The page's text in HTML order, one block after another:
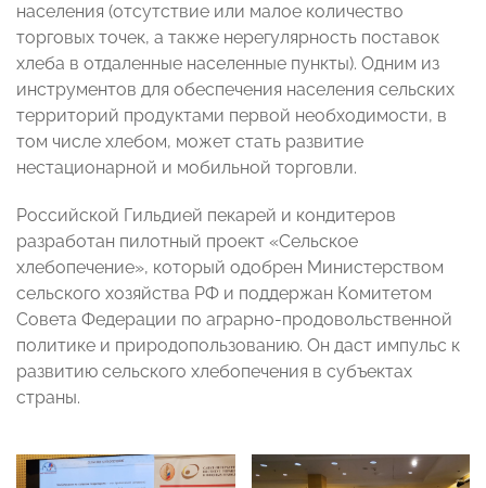
населения (отсутствие или малое количество
торговых точек, а также нерегулярность поставок
хлеба в отдаленные населенные пункты). Одним из
инструментов для обеспечения населения сельских
территорий продуктами первой необходимости, в
том числе хлебом, может стать развитие
нестационарной и мобильной торговли.
Российской Гильдией пекарей и кондитеров
разработан пилотный проект «Сельское
хлебопечение», который одобрен Министерством
сельского хозяйства РФ и поддержан Комитетом
Совета Федерации по аграрно-продовольственной
политике и природопользованию. Он даст импульс к
развитию сельского хлебопечения в субъектах
страны.